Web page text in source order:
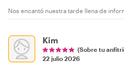
Nos encantó nuestra tarde llena de
Kim
(Sobre tu
22 julio 2026